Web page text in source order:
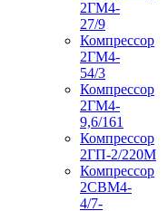
2ГМ4-
27/9
Компрессор
2ГМ4-
54/3
Компрессор
2ГМ4-
9,6/161
Компрессор
2ГП-2/220М
Компрессор
2СВМ4-
4/7-